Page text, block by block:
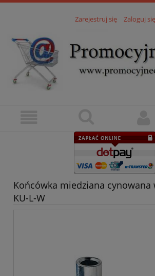
Zarejestruj się Zaloguj się
Końcówka miedziana cynowana
KU-L-W